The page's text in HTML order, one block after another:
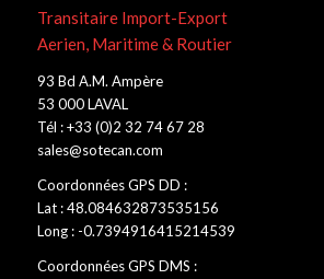
Transitaire Import-Export
Aerien, Maritime & Routier
93 Bd A.M. Ampère
53 000 LAVAL
Tél : +33 (0)2 32 74 67 28
sales@sotecan.com
Coordonnées GPS DD :
Lat : 48.084632873535156
Long : -0.7394916415214539
Coordonnées GPS DMS :